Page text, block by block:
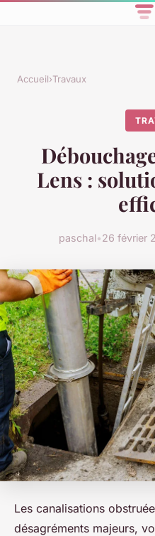
Accueil›Travaux
Lens :
paschal•26 février
Les canalisations
désagréments majeurs,